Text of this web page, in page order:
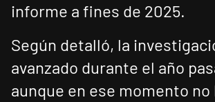
informe a fines de 2025.
Según detalló, la
avanzado durante el año
aunque en ese momento no